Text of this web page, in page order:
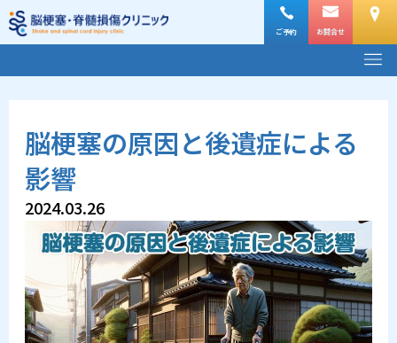
内
容
ご予約 お問合せ
メ
ニ
脳梗塞の原因と後遺症による
影響
2024.03.26